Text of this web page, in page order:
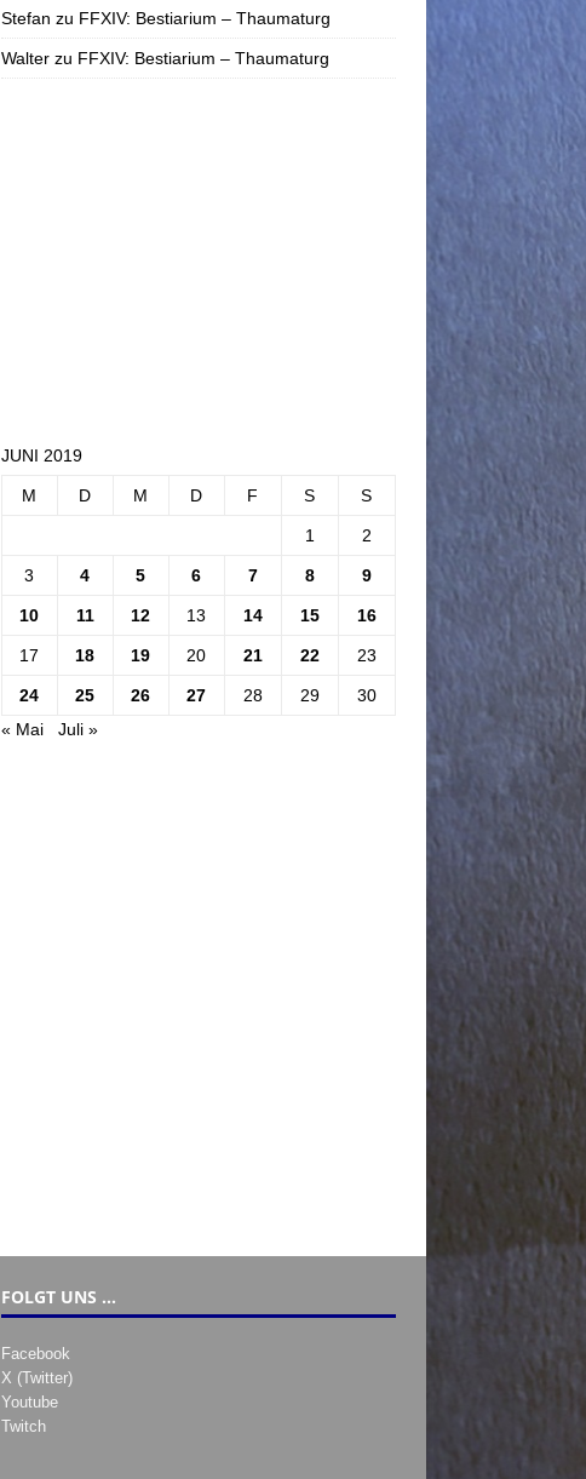
Stefan zu FFXIV: Bestiarium – Thaumaturg
Walterzu FFXIV: Bestiarium – Thaumaturg
JUNI 2019
M D M D F S S
1 2
3 4 5 6 7 8 9
10 11 12 13 14 15 16
17 18 19 20 21 22 23
24 25 26 27 28 29
30
« Mai
Juli »
FOLGT UNS …
Facebook
X (Twitter)
Youtube
Twitch